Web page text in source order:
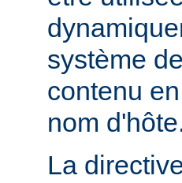
système
contenu
nom
La